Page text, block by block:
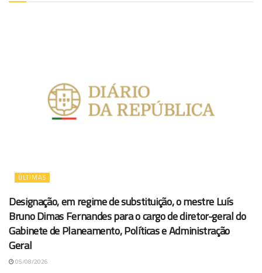
ÚLTIMAS
Designação, em regime de substituição, o mestre Luís
Bruno Dimas Fernandes para o cargo de diretor-geral do
Gabinete de Planeamento, Políticas e Administração
Geral
05/08/2026